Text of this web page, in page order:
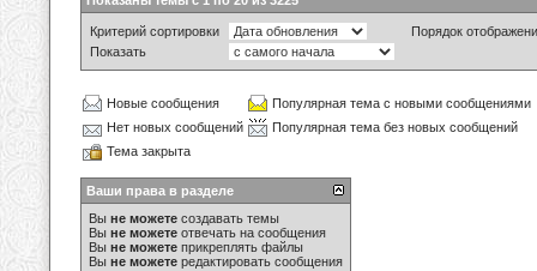
Критерий сортировки
Порядок
Показать
Новые сообщения
Популярная тема с новыми сообщениями
Нет новых сообщений
Популярная тема без новых сообщений
Тема закрыта
Ваши права в разделе
Вы не можете создавать темы
Вы не можете отвечать на сообщения
Вы не можете прикреплять файлы
Вы не можете редактировать сообщения